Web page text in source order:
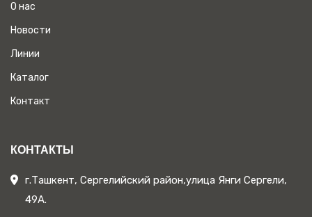
О нас
Новости
Линии
Каталог
Контакт
КОНТАКТЫ
г.Ташкент, Сергелийский район,улица Янги Сергели,
49А.